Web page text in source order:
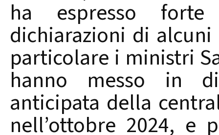
ha espresso
dichiarazioni di
particolare i ministri
hanno messo in
anticipata della
nell’ottobre 2024, e